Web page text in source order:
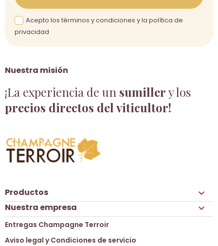
Nuestra misión
¡La experiencia de un sumillery los
precios directos del viticultor!
Acepto los términos y condiciones y la política de
privacidad
Productos 
Nuestra empresa 
Entregas Champagne Terroir
Aviso legal y Condiciones de servicio